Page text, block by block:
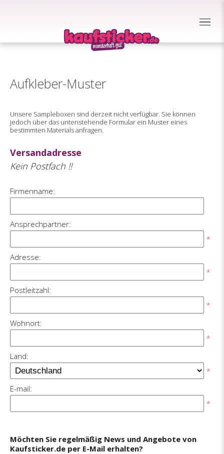
Aufkleber-Muster
Unsere Sampleboxen sind derzeit nicht verfügbar. Sie können
jedoch über das untenstehende Formular ein Muster eines
bestimmten Materials anfragen.
Versandadresse
Kein Postfach !!
Firmenname:
Ansprechpartner:
*
Adresse:
*
Postleitzahl:
*
Wohnort:
*
Land:
*
E-mail:
*
Möchten Sie regelmäßig News und Angebote von
Kaufsticker.de per E-Mail erhalten?